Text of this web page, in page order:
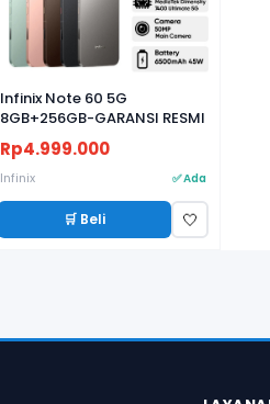
Infinix Note 60 5G
8GB+256GB-GARANSI RESMI
Rp4.999.000
Infinix ✅ Ada
🛒 Beli 🤍